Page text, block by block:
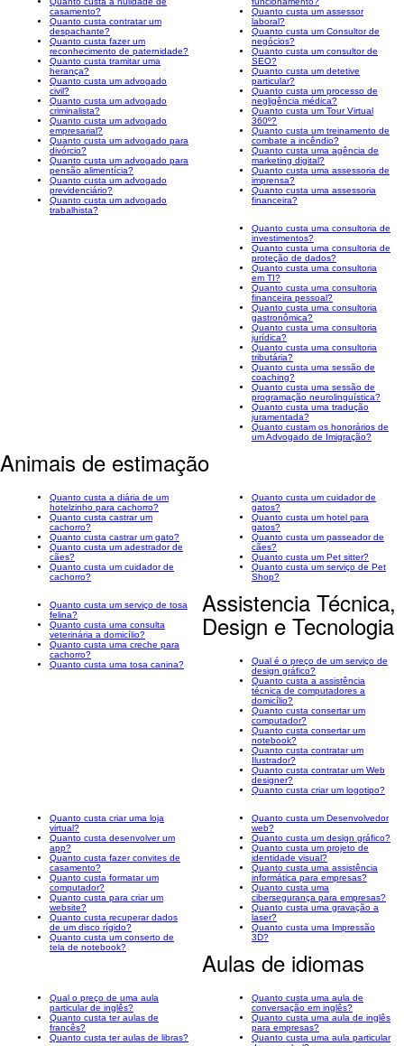
casamento?
Quanto custa contratar um
despachante?
Quanto custa fazer um
reconhecimento de paternidade?
Quanto custa tramitar uma
herança?
Quanto custa um advogado
civil?
Quanto custa um advogado
criminalista?
Quanto custa um advogado
empresarial?
Quanto custa um advogado para
divórcio?
Quanto custa um advogado para
pensão alimentícia?
Quanto custa um advogado
previdenciário?
Quanto custa um advogado
trabalhista?
Quanto custa um assessor
laboral?
Quanto custa um Consultor de
negócios?
Quanto custa um consultor de
SEO?
Quanto custa um detetive
particular?
Quanto custa um processo de
negligência médica?
Quanto custa um Tour Virtual
360º?
Quanto custa um treinamento de
combate a incêndio?
Quanto custa uma agência de
marketing digital?
Quanto custa uma assessoria de
imprensa?
Quanto custa uma assessoria
financeira?
Quanto custa uma consultoria de
investimentos?
Quanto custa uma consultoria de
proteção de dados?
Quanto custa uma consultoria
em TI?
Quanto custa uma consultoria
financeira pessoal?
Quanto custa uma consultoria
gastronômica?
Quanto custa uma consultoria
jurídica?
Quanto custa uma consultoria
tributária?
Quanto custa uma sessão de
coaching?
Quanto custa uma sessão de
programação neurolinguística?
Quanto custa uma tradução
juramentada?
Quanto custam os honorários de
um Advogado de Imigração?
Animais de estimação
Quanto custa a diária de um
hotelzinho para cachorro?
Quanto custa castrar um
cachorro?
Quanto custa castrar um gato?
Quanto custa um adestrador de
cães?
Quanto custa um cuidador de
cachorro?
Quanto custa um cuidador de
gatos?
Quanto custa um hotel para
gatos?
Quanto custa um passeador de
cães?
Quanto custa um Pet sitter?
Quanto custa um serviço de Pet
Shop?
Quanto custa um serviço de tosa
felina?
Quanto custa uma consulta
veterinária a domicílio?
Quanto custa uma creche para
cachorro?
Quanto custa uma tosa canina?
Assistencia Técnica,
Design e Tecnologia
Qual é o preço de um serviço de
design gráfico?
Quanto custa a assistência
técnica de computadores a
domicílio?
Quanto custa consertar um
computador?
Quanto custa consertar um
notebook?
Quanto custa contratar um
Ilustrador?
Quanto custa contratar um Web
designer?
Quanto custa criar um logotipo?
Quanto custa criar uma loja
virtual?
Quanto custa desenvolver um
app?
Quanto custa fazer convites de
casamento?
Quanto custa formatar um
computador?
Quanto custa para criar um
website?
Quanto custa recuperar dados
de um disco rígido?
Quanto custa um conserto de
tela de notebook?
Quanto custa um Desenvolvedor
web?
Quanto custa um design gráfico?
Quanto custa um projeto de
identidade visual?
Quanto custa uma assistência
informática para empresas?
Quanto custa uma
cibersegurança para empresas?
Quanto custa uma gravação a
laser?
Quanto custa uma Impressão
3D?
Aulas de idiomas
Qual o preço de uma aula
particular de inglês?
Quanto custa ter aulas de
francês?
Quanto custa ter aulas de libras?
Quanto custa uma aula de
conversação em inglês?
Quanto custa uma aula de inglês
para empresas?
Quanto custa uma aula particular